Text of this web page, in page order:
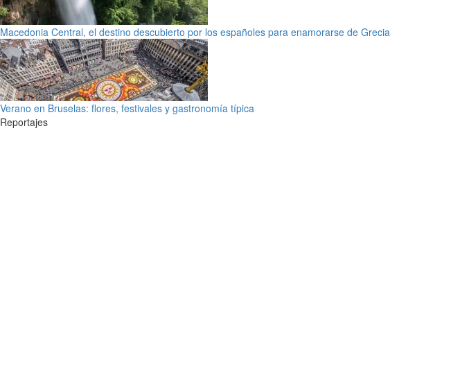
Macedonia Central, el destino descubierto por los españoles para enamorarse de Grecia
Verano en Bruselas: flores, festivales y gastronomía típica
Reportajes